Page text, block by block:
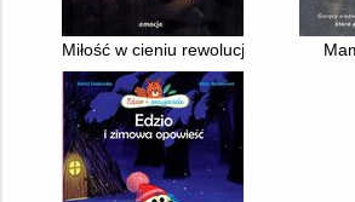
Miłość w cieniu rewolucji